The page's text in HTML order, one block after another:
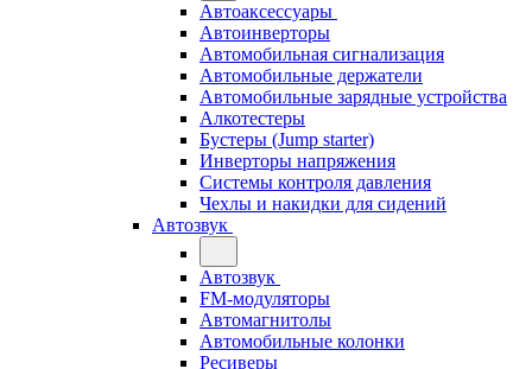
Автоаксессуары
Автоинверторы
Автомобильная сигнализация
Автомобильные держатели
Автомобильные зарядные устройства
Алкотестеры
Бустеры (Jump starter)
Инверторы напряжения
Системы контроля давления
Чехлы и накидки для сидений
Автозвук
Автозвук
FM-модуляторы
Автомагнитолы
Автомобильные колонки
Ресиверы